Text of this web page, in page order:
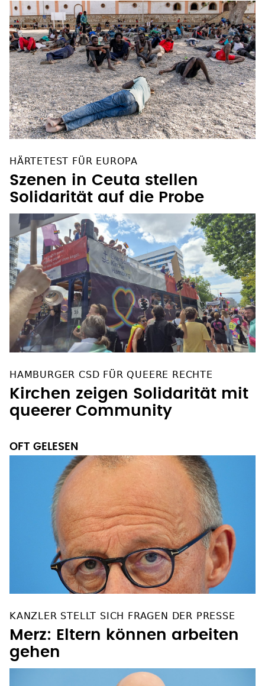
Szenen in Ceuta stellen
Solidarität auf die Probe
Kirchen zeigen Solidarität mit
queerer Community
Merz: Eltern können arbeiten
gehen